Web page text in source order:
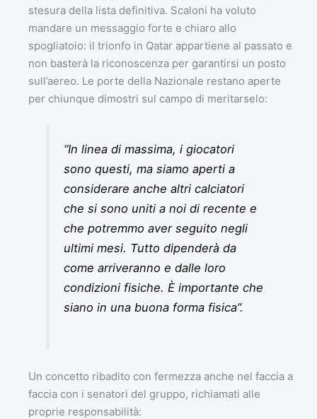
stesura della lista definitiva. Scaloni ha voluto
mandare un messaggio forte e chiaro allo
spogliatoio: il trionfo in Qatar appartiene al passato e
non basterà la riconoscenza per garantirsi un posto
sull’aereo. Le porte della Nazionale restano aperte
per chiunque dimostri sul campo di meritarselo:
“In linea di massima, i giocatori
sono questi, ma siamo aperti a
considerare anche altri calciatori
che si sono uniti a noi di recente e
che potremmo aver seguito negli
ultimi mesi. Tutto dipenderà da
come arriveranno e dalle loro
condizioni fisiche. È importante che
siano in una buona forma fisica”.
Un concetto ribadito con fermezza anche nel faccia a
faccia con i senatori del gruppo, richiamati alle
proprie responsabilità: